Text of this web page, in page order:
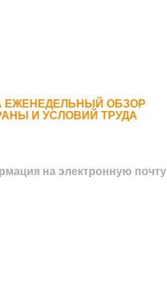
ЕЖЕНЕДЕЛЬНЫЙ ОБЗОР
И УСЛОВИЙ ТРУДА
на электронную почту